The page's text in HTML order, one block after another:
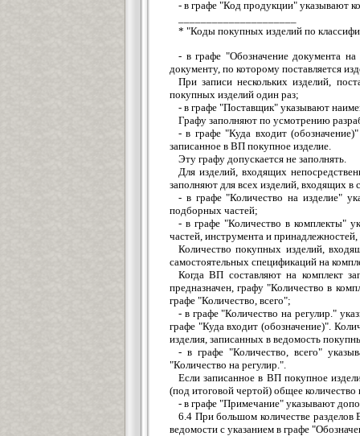
- в графе "Код продукции" указывают
* "Коды покупных изделий по
- в графе "Обозначение документа
документу, по которому поставляется
При записи нескольких изделий,
покупных изделий один раз;
- в графе "Поставщик" указывают
Графу заполняют по усмотрению
- в графе "Куда входит
записанное в ВП покупное изделие.
Эту графу допускается не заполнять.
Для изделий, входящих
заполняют для всех изделий, входящих
- в графе "Количество на изделие"
подборных частей;
- в графе "Количество в комплекты"
частей, инструмента и
Количество покупных изделий,
самостоятельных спецификаций на
Когда ВП составляют на комплект
предназначен, графу "Количество в
графе "Количество, всего";
- в графе "Количество на регулир."
графе "Куда входит (обозначение)".
изделия, записанных в ведомость
- в графе "Количество, всего"
"Количество на регулир.".
Если записанное в ВП покупное
(под итоговой чертой) общее
- в графе "Примечание" указывают
6.4 При большом количестве разделов
ведомости с указанием в графе